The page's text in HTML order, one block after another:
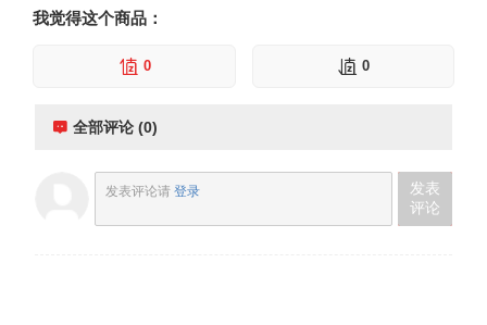
我觉得这个商品：
0 0
全部评论 (0)
发表评论请 登录
发表
评论